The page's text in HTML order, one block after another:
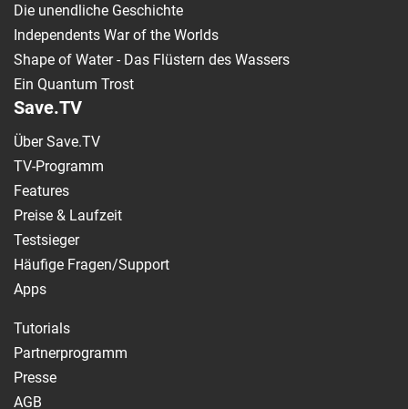
Die unendliche Geschichte
Independents War of the Worlds
Shape of Water - Das Flüstern des Wassers
Ein Quantum Trost
Save.TV
Über Save.TV
TV-Programm
Features
Preise & Laufzeit
Testsieger
Häufige Fragen/Support
Apps
Tutorials
Partnerprogramm
Presse
AGB